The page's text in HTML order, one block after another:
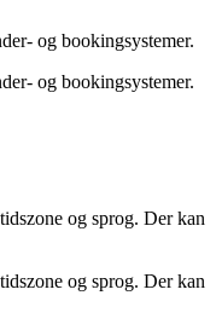
og bookingsystemer.
og bookingsystemer.
og sprog. Der kan
og sprog. Der kan